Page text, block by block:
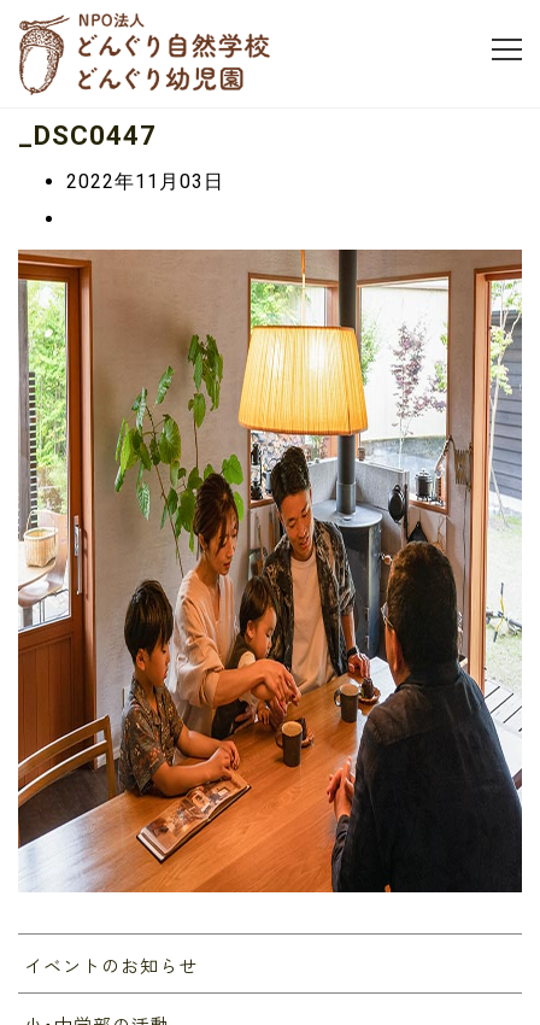
_DSC0447
2022年11月03日
イベントのお知らせ